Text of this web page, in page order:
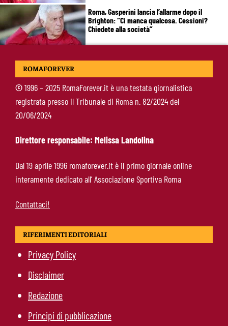
Roma, Gasperini lancia l’allarme dopo il
Brighton: “Ci manca qualcosa. Cessioni?
Chiedete alla società”
Roma-Cacciamani, Cairo alza il muro ma lascia
McKennie sorprende tutti: “Il mio idolo era
Totti, soprattutto per la sua fedeltà”
ROMAFOREVER
©1996 – 2025 RomaForever.it è una testata giornalistica
registrata presso il Tribunale di Roma n. 82/2024 del
20/06/2024
Direttore responsabile: Melissa Landolina
Dal 19 aprile 1996 romaforever.it è il primo giornale online
interamente dedicato all’ Associazione Sportiva Roma
Contattaci!
RIFERIMENTI EDITORIALI
Privacy Policy
Disclaimer
Redazione
Principi di pubblicazione